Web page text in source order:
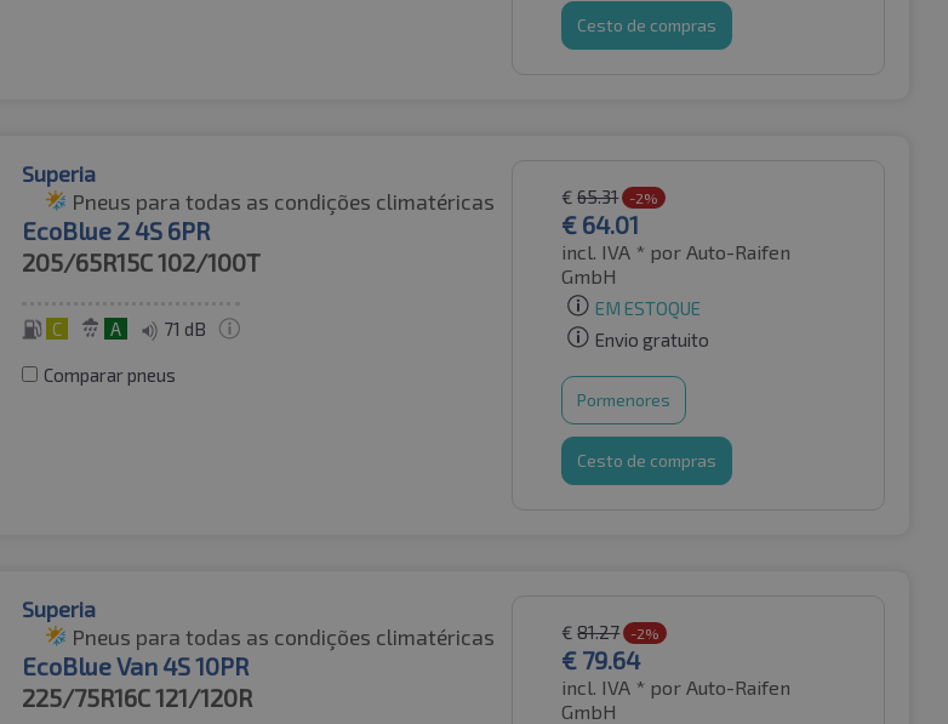
Cesto de compras
Superia
Pneus para todas as condições climatéricas
EcoBlue 2 4S 6PR
205/65R15C102/100T
C A 71 dB
Comparar pneus
€ 65.31 -2%
€ 64.01
incl. IVA * por Auto-Raifen
GmbH
EM ESTOQUE
Envio gratuito
Pormenores
Cesto de compras
Superia
Pneus para todas as condições climatéricas
EcoBlue Van 4S 10PR
225/75R16C121/120R
€ 81.27 -2%
€ 79.64
incl. IVA * por Auto-Raifen
GmbH